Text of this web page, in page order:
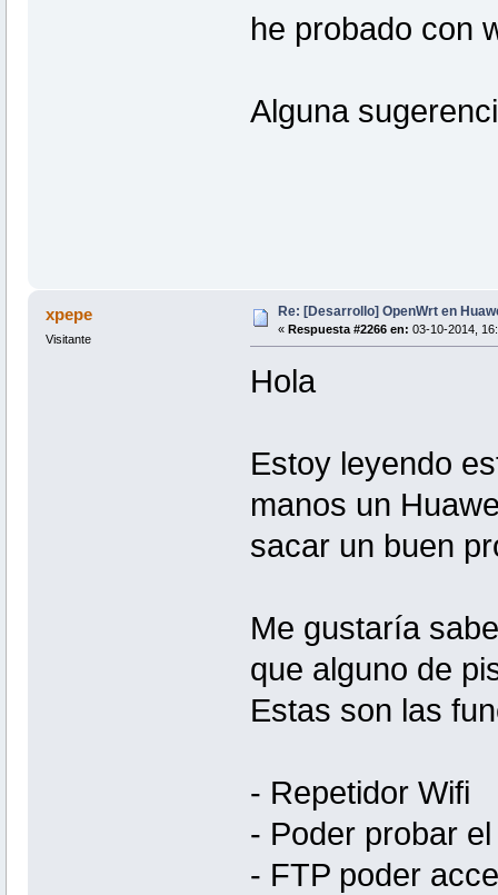
he probado con
Alguna
xpepe
Visitante
Re: [Desarrollo] OpenWrt en
« Respuesta #2266 en: 03-10-2014,
Hola
Estoy leyendo
manos un
sacar un buen
Me gustaría
que alguno de
Estas son las
- Repetidor Wifi
- Poder probar
- FTP poder